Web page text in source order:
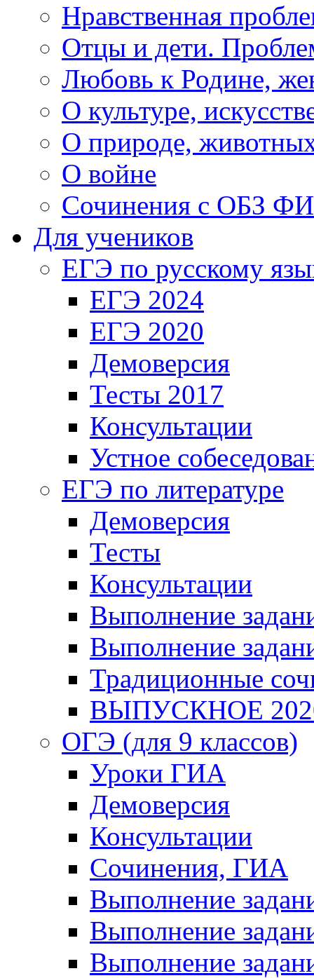
Нравственная
Отцы и дети.
Любовь к Родине,
О культуре,
О природе,
О войне
Сочинения с ОБЗ
Для учеников
ЕГЭ по русскому
ЕГЭ 2024
ЕГЭ 2020
Демоверсия
Тесты 2017
Консультации
Устное
ЕГЭ по литературе
Демоверсия
Тесты
Консультации
Выполнение
Выполнение
Традиционные
ВЫПУСКНОЕ
ОГЭ (для 9 классов)
Уроки ГИА
Демоверсия
Консультации
Сочинения, ГИА
Выполнение
Выполнение
Выполнение